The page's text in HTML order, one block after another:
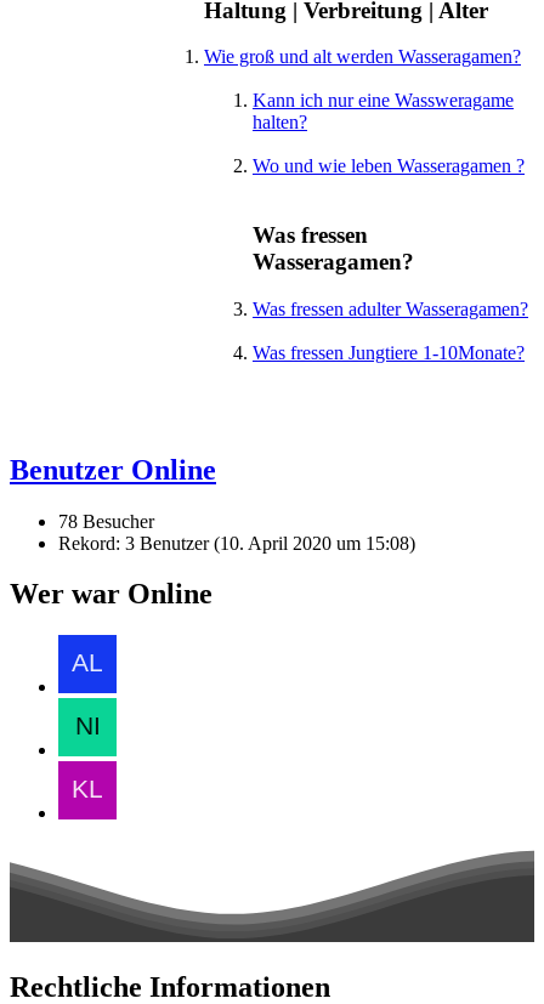
Haltung | Verbreitung | Alter
Wie groß und alt werden Wasseragamen?
Kann ich nur eine Wassweragame
halten?
Wo und wie leben Wasseragamen ?
Was fressen
Wasseragamen?
Was fressen adulter Wasseragamen?
Was fressen Jungtiere 1-10Monate?
Benutzer Online
78 Besucher
Rekord: 3 Benutzer (10. April 2020 um 15:08)
Wer war Online
Rechtliche Informationen